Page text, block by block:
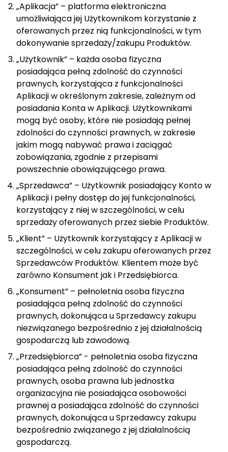
„Aplikacja” – platforma elektroniczna
umożliwiająca jej Użytkownikom korzystanie z
oferowanych przez nią funkcjonalności, w tym
dokonywanie sprzedaży/zakupu Produktów.
„Użytkownik” – każda osoba fizyczna
posiadająca pełną zdolność do czynności
prawnych, korzystająca z funkcjonalności
Aplikacji w określonym zakresie, zależnym od
posiadania Konta w Aplikacji. Użytkownikami
mogą być osoby, które nie posiadają pełnej
zdolności do czynności prawnych, w zakresie
jakim mogą nabywać prawa i zaciągać
zobowiązania, zgodnie z przepisami
powszechnie obowiązującego prawa.
„Sprzedawca” – Użytkownik posiadający Konto w
Aplikacji i pełny dostęp do jej funkcjonalności,
korzystający z niej w szczególności, w celu
sprzedaży oferowanych przez siebie Produktów.
„Klient” – Użytkownik korzystający z Aplikacji w
szczególności, w celu zakupu oferowanych przez
Sprzedawców Produktów. Klientem może być
zarówno Konsument jak i Przedsiębiorca.
„Konsument” – pełnoletnia osoba fizyczna
posiadająca pełną zdolność do czynności
prawnych, dokonująca u Sprzedawcy zakupu
niezwiązanego bezpośrednio z jej działalnością
gospodarczą lub zawodową.
„Przedsiębiorca” - pełnoletnia osoba fizyczna
posiadająca pełną zdolność do czynności
prawnych, osoba prawna lub jednostka
organizacyjna nie posiadająca osobowości
prawnej a posiadająca zdolność do czynności
prawnych, dokonująca u Sprzedawcy zakupu
bezpośrednio związanego z jej działalnością
gospodarczą.